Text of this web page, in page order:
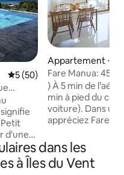
Évaluation moyenne sur la
5 (50)
d'une
suis
Appartement ⋅
Fare Manua:
wifi, centre
⟩ À 5 min de
min à pied du
voiture). Dans un quartier calme,
appréciez Fare
balcon : ⟶ Rénové en octobre 2024 ; ⟶
Matelas
de qualité ; ⟶
dans les
à Îles du Vent